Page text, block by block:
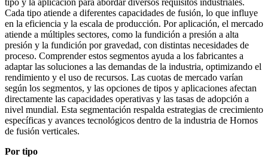
tipo y la aplicación para abordar diversos requisitos industriales.
Cada tipo atiende a diferentes capacidades de fusión, lo que influye
en la eficiencia y la escala de producción. Por aplicación, el mercado
atiende a múltiples sectores, como la fundición a presión a alta
presión y la fundición por gravedad, con distintas necesidades de
proceso. Comprender estos segmentos ayuda a los fabricantes a
adaptar las soluciones a las demandas de la industria, optimizando el
rendimiento y el uso de recursos. Las cuotas de mercado varían
según los segmentos, y las opciones de tipos y aplicaciones afectan
directamente las capacidades operativas y las tasas de adopción a
nivel mundial. Esta segmentación respalda estrategias de crecimiento
específicas y avances tecnológicos dentro de la industria de Hornos
de fusión verticales.
Por tipo